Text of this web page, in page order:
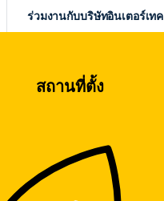
สถานที่ตั้ง
ร่วมงานกับบริษัทอินเตอร์เทค